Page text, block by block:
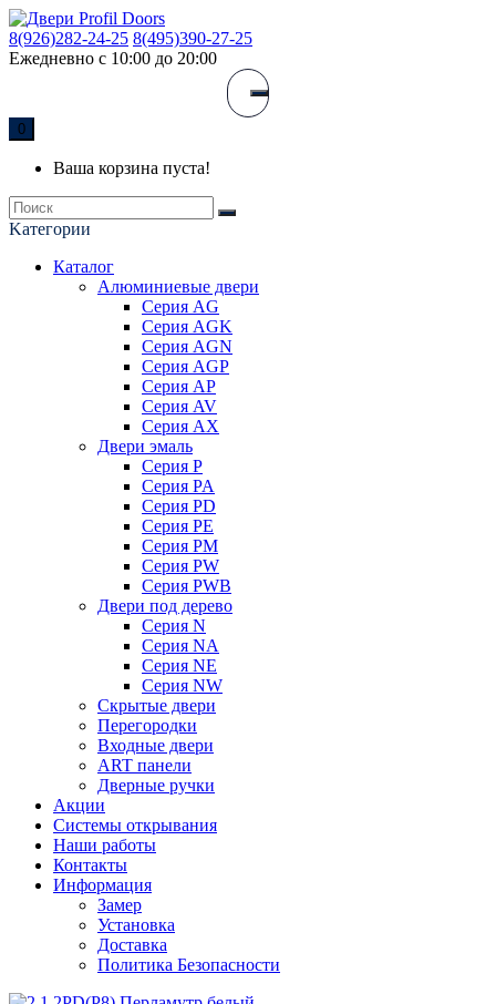
8(926)282-24-25 8(495)390-27-25
Ежедневно с 10:00 до 20:00
0
Ваша корзина пуста!
Kатегории
Каталог
Алюминиевые двери
Серия AG
Серия AGK
Серия AGN
Серия AGP
Серия AP
Серия AV
Серия AX
Двери эмаль
Серия P
Серия PA
Серия PD
Серия PE
Серия PM
Серия PW
Серия PWB
Двери под дерево
Серия N
Серия NA
Серия NE
Серия NW
Скрытые двери
Перегородки
Входные двери
ART панели
Дверные ручки
Акции
Системы открывания
Наши работы
Контакты
Информация
Замер
Установка
Доставка
Политика Безопасности